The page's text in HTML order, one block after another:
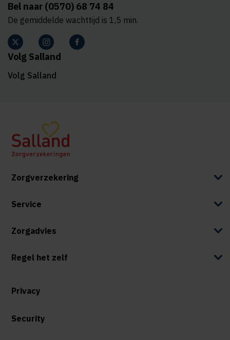
Bel naar (0570) 68 74 84
De gemiddelde wachttijd is 1,5 min.
Volg Salland
Volg Salland
Zorgverzekering
Service
Zorgadvies
Regel het zelf
Privacy
Security